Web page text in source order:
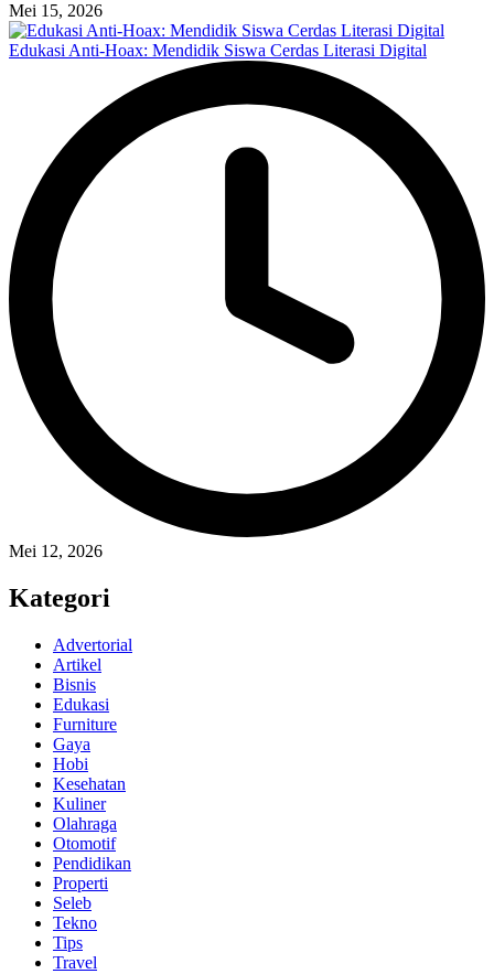
Mei 15, 2026
Edukasi Anti-Hoax: Mendidik Siswa Cerdas Literasi Digital
Mei 12, 2026
Kategori
Advertorial
Artikel
Bisnis
Edukasi
Furniture
Gaya
Hobi
Kesehatan
Kuliner
Olahraga
Otomotif
Pendidikan
Properti
Seleb
Tekno
Tips
Travel